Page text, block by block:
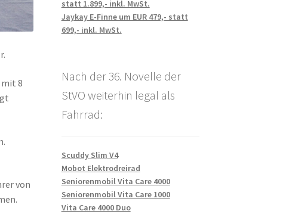
mit 8
von
statt 1.899,- inkl. MwSt.
Jaykay E-Finne um EUR 479,- statt
699,- inkl. MwSt.
Nach der 36. Novelle der
StVO weiterhin legal als
Fahrrad:
Scuddy Slim V4
Mobot Elektrodreirad
Seniorenmobil Vita Care 4000
Seniorenmobil Vita Care 1000
Vita Care 4000 Duo